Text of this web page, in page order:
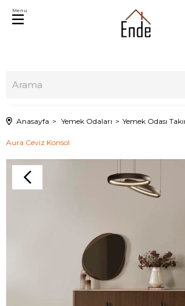
Menu
Anasayfa Yemek Odaları Yemek Odası
Aura Ceviz Konsol